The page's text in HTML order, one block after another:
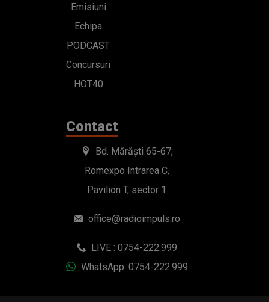
Emisiuni
Echipa
PODCAST
Concursuri
HOT40
Contact
Bd. Mărăști 65-67,
Romexpo Intrarea C,
Pavilion T, sector 1
office@radioimpuls.ro
LIVE : 0754-222.999
WhatsApp: 0754-222.999